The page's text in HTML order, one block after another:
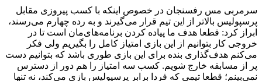
سرمربی مس رفسنجان در خصوص اینکه با کسب پیروزی مقابل
پرسپولیس بالاتر از این تیم قرار می‌گیرند و به رده چهارم می‌رسند،
ابراز کرد: قطعا هدف ما پیاده کردن برنامه‌های‌مان است تا در
خروجی کار بتوانیم از این بازی امتیاز کامل را بگیریم ولی فکر
می‌کنم هدف‌گذاری بنده برای این بازی طوری باشد که بتوانیم دست
پر از مسابقه خارج شویم. کسب سه امتیاز را هم دور از دسترس
نمی‌بینم؛ قطعا تیمی که فردا برابر پرسپولیس بازی می‌کند، نه تنها